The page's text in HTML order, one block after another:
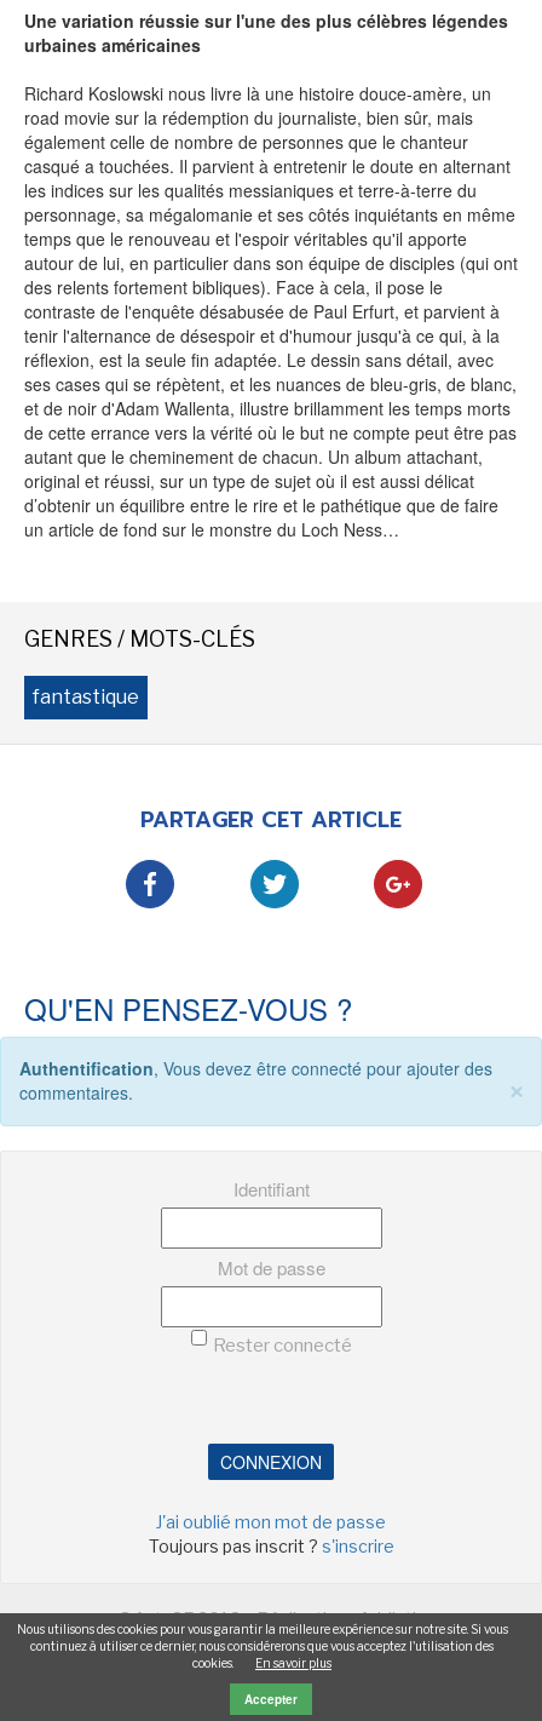
EDITEURS & COLLECTIONS
NEWSLETTER
S'ABONNER
En indiquant votre adresse mail ci-dessus, vous consentez à recevoir des mails de la
part d'Actusf. Vous pouvez vous désinscrire à tout moment à travers les liens de
désinscription.
LA RÉDACTION
CONTACT
FORUM
EDITIONS ACTUSF
EMAGINAIRE
Données personnelles
Une variation réussie sur l'une des plus célèbres légendes
urbaines américaines
Richard Koslowski nous livre là une histoire douce-amère, un
road movie sur la rédemption du journaliste, bien sûr, mais
également celle de nombre de personnes que le chanteur
casqué a touchées. Il parvient à entretenir le doute en alternant
les indices sur les qualités messianiques et terre-à-terre du
personnage, sa mégalomanie et ses côtés inquiétants en même
temps que le renouveau et l'espoir véritables qu'il apporte
autour de lui, en particulier dans son équipe de disciples (qui ont
des relents fortement bibliques). Face à cela, il pose le
contraste de l'enquête désabusée de Paul Erfurt, et parvient à
tenir l'alternance de désespoir et d'humour jusqu'à ce qui, à la
réflexion, est la seule fin adaptée. Le dessin sans détail, avec
ses cases qui se répètent, et les nuances de bleu-gris, de blanc,
et de noir d'Adam Wallenta, illustre brillamment les temps morts
de cette errance vers la vérité où le but ne compte peut être pas
autant que le cheminement de chacun. Un album attachant,
original et réussi, sur un type de sujet où il est aussi délicat
d’obtenir un équilibre entre le rire et le pathétique que de faire
un article de fond sur le monstre du Loch Ness…
GENRES / MOTS-CLÉS
fantastique
PARTAGER CET ARTICLE
QU'EN PENSEZ-VOUS ?
Authentification, Vous devez être connecté pour ajouter des
commentaires.
×
Identifiant
Mot de passe
Rester connecté
CONNEXION
J'ai oublié mon mot de passe
Toujours pas inscrit ? s'inscrire
©ActuSF 2018 - Réalisation :Addictic
Mentions légales - Cookies - Publicités - Données personnelles
Plan du site
Nous utilisons des cookies pour vous garantir la meilleure expérience sur notre site. Si vous
continuez à utiliser ce dernier, nous considérerons que vous acceptez l'utilisation des
cookies.
En savoir plus
Accepter